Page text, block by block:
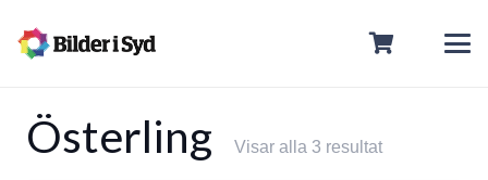
Österling Visar alla 3 resultat